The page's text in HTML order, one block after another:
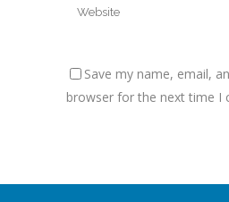
Save my name, email,
browser for the next time I